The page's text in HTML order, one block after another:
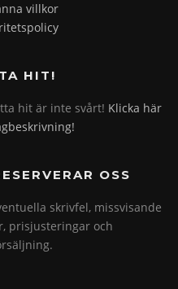
villkor
HIT!
hit är inte svårt! Klicka här
OSS
skrivfel, missvisande
prisjusteringar och